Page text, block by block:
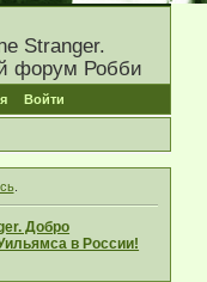
Stranger.
форум Робби
Войти
.
Добро
в России!